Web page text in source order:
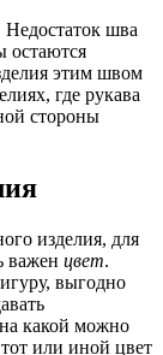
шва
остаются
этим швом
где рукава
стороны
изделия, для
важен цвет.
выгодно
какой можно
или иной цвет